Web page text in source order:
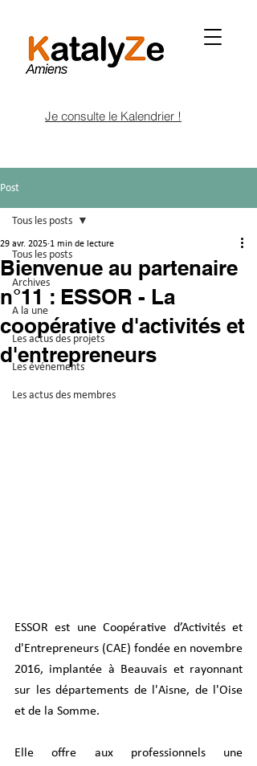
Je consulte le Kalendrier !
Post
Tous les posts
Archives
A la une
Les actus des projets
Les événements
Les actus des membres
Tous les posts
Bienvenue au partenaire
n°11 : ESSOR - La
coopérative d'activités et
d'entrepreneurs
29 avr. 2025 1 min de lecture
ESSOR est une Coopérative d’Activités et
d'Entrepreneurs (CAE) fondée en novembre
2016, implantée à Beauvais et rayonnant
sur les départements de l'Aisne, de l'Oise
et de la Somme.
Elle offre aux professionnels une